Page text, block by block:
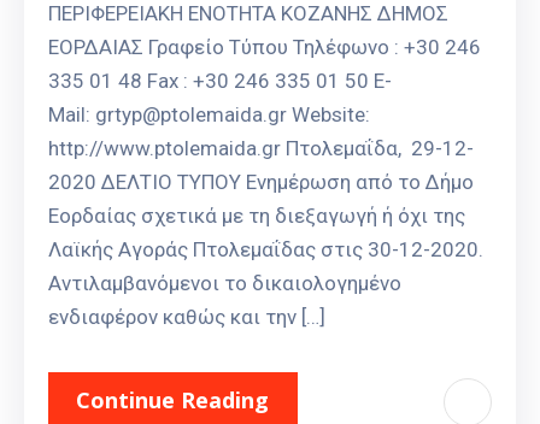
ΠΕΡΙΦΕΡΕΙΑΚΗ ΕΝΟΤΗΤΑ ΚΟΖΑΝΗΣ ΔΗΜΟΣ
ΕΟΡΔΑΙΑΣ Γραφείο Τύπου Τηλέφωνο : +30 246
335 01 48 Fax : +30 246 335 01 50 E-
Mail: grtyp@ptolemaida.gr Website:
http://www.ptolemaida.gr Πτολεμαΐδα, 29-12-
2020 ΔΕΛΤΙΟ ΤΥΠΟΥ Ενημέρωση από το Δήμο
Εορδαίας σχετικά με τη διεξαγωγή ή όχι της
Λαϊκής Αγοράς Πτολεμαΐδας στις 30-12-2020.
Αντιλαμβανόμενοι το δικαιολογημένο
ενδιαφέρον καθώς και την […]
Continue Reading